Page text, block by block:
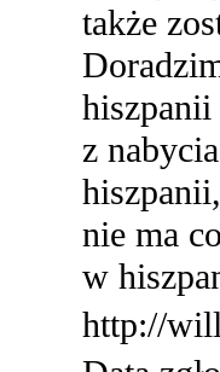
także
z
nie ma
w
http://